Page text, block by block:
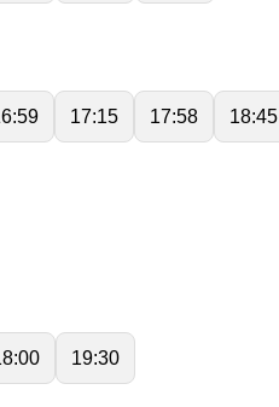
17:15 17:58 18:45
19:30